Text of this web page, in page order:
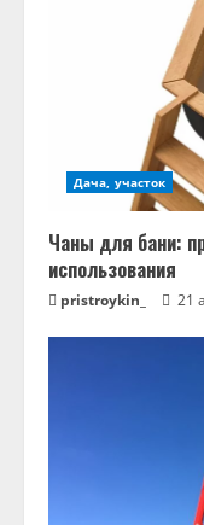
Дача, участок
Чаны для бани:
использования
pristroykin_ 21